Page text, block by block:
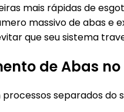
mais rápidas de
massivo de abas e
que seu sistema
de Abas no
separados do